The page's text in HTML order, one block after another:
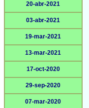
20-abr-2021
03-abr-2021
19-mar-2021
13-mar-2021
17-oct-2020
29-sep-2020
07-mar-2020